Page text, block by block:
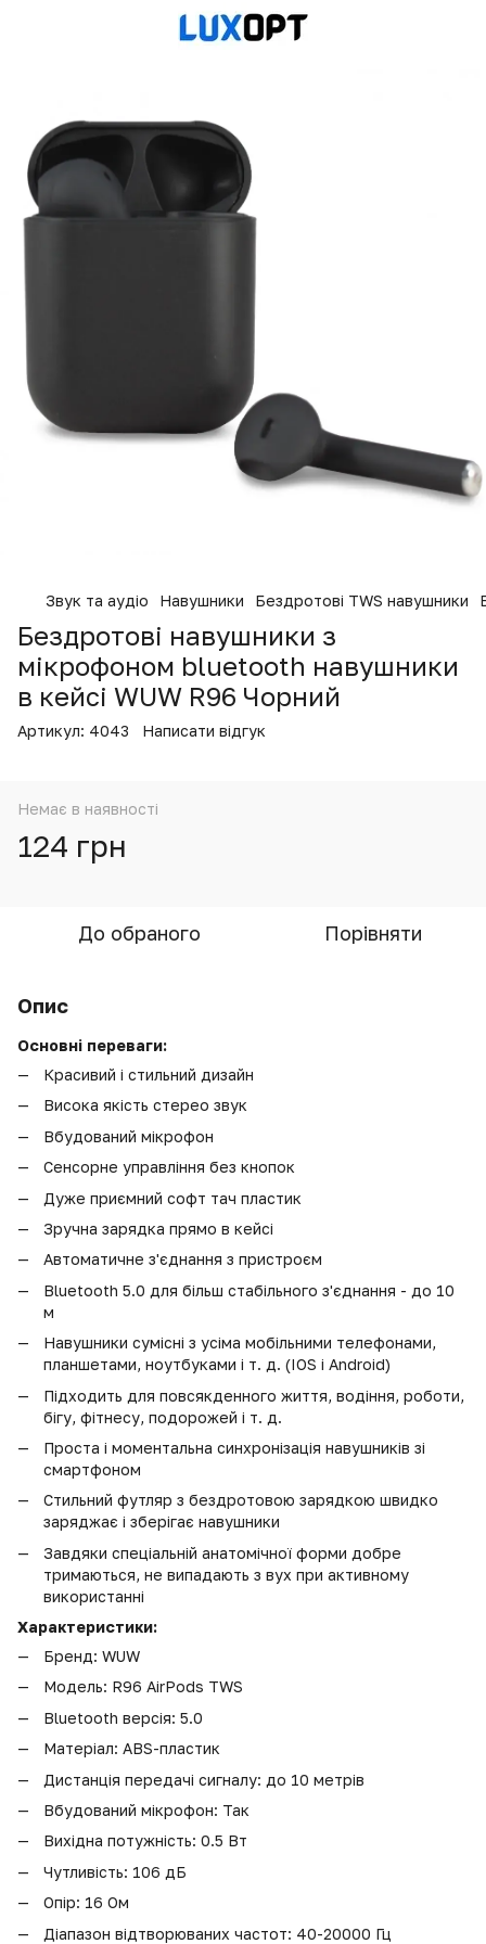
Звук та аудіо Навушники Бездротові TWS навушники
Бездротові навушники з
мікрофоном bluetooth навушники
в кейсі WUW R96 Чорний
Артикул: 4043 Написати відгук
Немає в наявності
124 грн
До обраного Порівняти
Опис
Основні переваги:
Красивий і стильний дизайн
Висока якість стерео звук
Вбудований мікрофон
Сенсорне управління без кнопок
Дуже приємний софт тач пластик
Зручна зарядка прямо в кейсі
Автоматичне з'єднання з пристроєм
Bluetooth 5.0 для більш стабільного з'єднання - до 10
м
Навушники сумісні з усіма мобільними телефонами,
планшетами, ноутбуками і т. д. (IOS і Android)
Підходить для повсякденного життя, водіння, роботи,
бігу, фітнесу, подорожей і т. д.
Проста і моментальна синхронізація навушників зі
смартфоном
Стильний футляр з бездротовою зарядкою швидко
заряджає і зберігає навушники
Завдяки спеціальній анатомічної форми добре
тримаються, не випадають з вух при активному
використанні
Характеристики:
Бренд: WUW
Модель: R96 AirPods TWS
Bluetooth версія: 5.0
Матеріал: ABS-пластик
Дистанція передачі сигналу: до 10 метрів
Вбудований мікрофон: Так
Вихідна потужність: 0.5 Вт
Чутливість: 106 дБ
Опір: 16 Ом
Діапазон відтворюваних частот: 40-20000 Гц